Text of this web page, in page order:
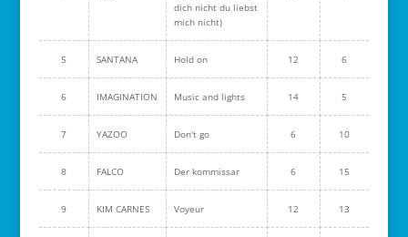
dich nicht du liebst
mich nicht)
5 SANTANA Hold on 12 6
6 IMAGINATION Music and lights 14 5
7 YAZOO Don't go 6 10
8 FALCO Der kommissar 6 15
9 KIM CARNES Voyeur 12 13